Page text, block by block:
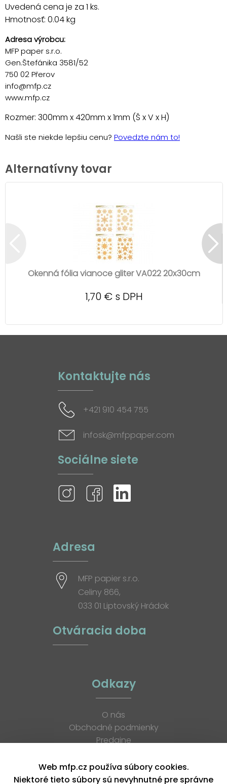
Uvedená cena je za 1 ks.
Hmotnosť: 0.04 kg
Adresa výrobcu:
MFP paper s.r.o.
Gen.Štefánika 3581/52
750 02 Přerov
info@mfp.cz
www.mfp.cz
Rozmer: 300mm x 420mm x 1mm (Š x V x H)
Našli ste niekde lepšiu cenu? Povedzte nám to!
Alternatívny tovar
Okenná fólia vianoce gliter VA022 20x30cm
1,70 € s DPH
Kontaktujte nás
+421 910 454 755
infosk@mfppaper.com
Sociálne siete
Adresa
MFP papier s.r.o.
Celiny 866,
033 01 Liptovský Hrádok
Otváracia doba
Odkazy
O nás
Obchodné podmienky
Predajne
K stiahnutiu
Blog
Web mfp.cz používa súbory cookies.
Niektoré tieto súbory sú nevyhnutné pre správne